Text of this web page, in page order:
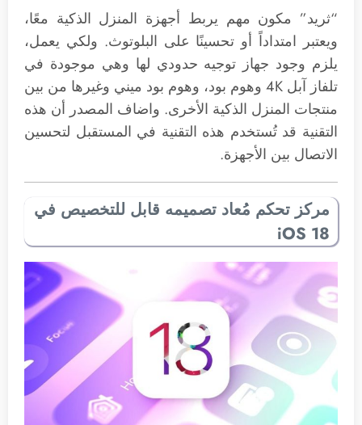
“ثريد” مكون مهم يربط أجهزة المنزل الذكية معًا،
ويعتبر امتداداً أو تحسينًا على البلوتوث. ولكي يعمل،
يلزم وجود جهاز توجيه حدودي لها وهي موجودة في
تلفاز آبل 4K وهوم بود، وهوم بود ميني وغيرها من بين
منتجات المنزل الذكية الأخرى. واضاف المصدر أن هذه
التقنية قد تُستخدم هذه التقنية في المستقبل لتحسين
الاتصال بين الأجهزة.
مركز تحكم مُعاد تصميمه قابل للتخصيص في
iOS 18